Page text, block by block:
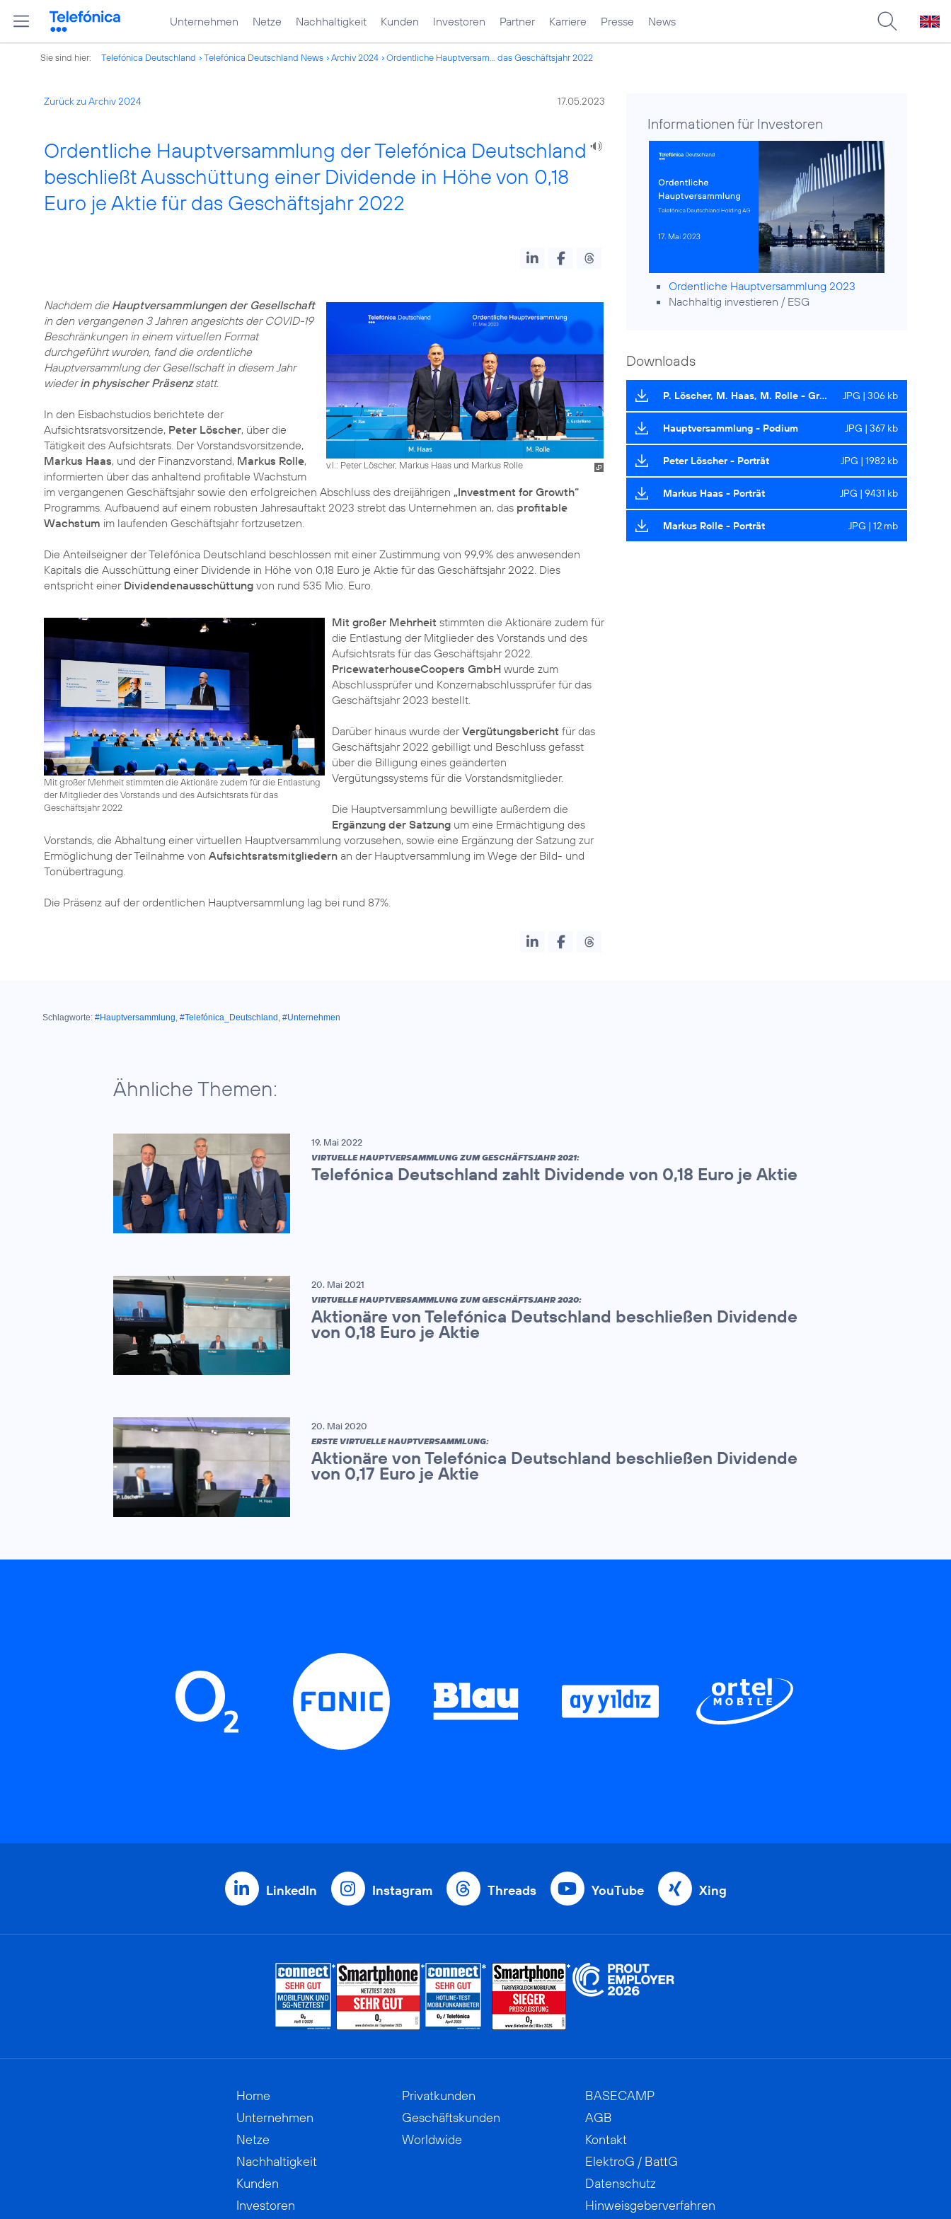
Unternehmen Netze Nachhaltigkeit Kunden Investoren Partner Karriere Presse News
Sie sind hier: Telefónica Deutschland Telefónica Deutschland News Archiv 2024 Ordentliche Hauptversam... das Geschäftsjahr 2022
Zurück zu Archiv 2024 17.05.2023
Ordentliche Hauptversammlung der Telefónica Deutschland
beschließt Ausschüttung einer Dividende in Höhe von 0,18
Euro je Aktie für das Geschäftsjahr 2022
v.l.: Peter Löscher, Markus Haas und Markus Rolle
Nachdem die Hauptversammlungen der Gesellschaft
in den vergangenen 3 Jahren angesichts der COVID-19
Beschränkungen in einem virtuellen Format
durchgeführt wurden, fand die ordentliche
Hauptversammlung der Gesellschaft in diesem Jahr
wiederin physischer Präsenzstatt.
In den Eisbachstudios berichtete der
Aufsichtsratsvorsitzende, Peter Löscher, über die
Tätigkeit des Aufsichtsrats. Der Vorstandsvorsitzende,
Markus Haas, und der Finanzvorstand, Markus Rolle,
informierten über das anhaltend profitable Wachstum
im vergangenen Geschäftsjahr sowie den erfolgreichen Abschluss des dreijährigen „Investment for Growth“
Programms. Aufbauend auf einem robusten Jahresauftakt 2023 strebt das Unternehmen an, das profitable
Wachstum im laufenden Geschäftsjahr fortzusetzen.
Die Anteilseigner der Telefónica Deutschland beschlossen mit einer Zustimmung von 99,9% des anwesenden
Kapitals die Ausschüttung einer Dividende in Höhe von 0,18 Euro je Aktie für das Geschäftsjahr 2022. Dies
entspricht einer Dividendenausschüttung von rund 535 Mio. Euro.
Mit großer Mehrheit stimmten die Aktionäre zudem für die Entlastung
der Mitglieder des Vorstands und des Aufsichtsrats für das
Geschäftsjahr 2022
Mit großer Mehrheit stimmten die Aktionäre zudem für
die Entlastung der Mitglieder des Vorstands und des
Aufsichtsrats für das Geschäftsjahr 2022.
PricewaterhouseCoopers GmbHwurde zum
Abschlussprüfer und Konzernabschlussprüfer für das
Geschäftsjahr 2023 bestellt.
Darüber hinaus wurde derVergütungsbericht für das
Geschäftsjahr 2022 gebilligt und Beschluss gefasst
über die Billigung eines geänderten
Vergütungssystems für die Vorstandsmitglieder.
Die Hauptversammlung bewilligte außerdem die
Ergänzung der Satzungum eine Ermächtigung des
Vorstands, die Abhaltung einer virtuellen Hauptversammlung vorzusehen, sowie eine Ergänzung der Satzung zur
Ermöglichung der Teilnahme von Aufsichtsratsmitgliedern an der Hauptversammlung im Wege der Bild- und
Tonübertragung.
Die Präsenz auf der ordentlichen Hauptversammlung lag bei rund 87%.
Informationen für Investoren
Ordentliche Hauptversammlung 2023
Nachhaltig investieren / ESG
Downloads
P. Löscher, M. Haas, M. Rolle - Gruppenbild JPG | 306 kb
Hauptversammlung - Podium JPG | 367 kb
Peter Löscher - Porträt JPG | 1982 kb
Markus Haas - Porträt JPG | 9431 kb
Markus Rolle - Porträt JPG | 12 mb
Schlagworte: #Hauptversammlung, #Telefónica_Deutschland , #Unternehmen
Ähnliche Themen:
19. Mai 2022
VIRTUELLE HAUPTVERSAMMLUNG ZUM GESCHÄFTSJAHR 2021:
Telefónica Deutschland zahlt Dividende von 0,18 Euro je Aktie
20. Mai 2021
VIRTUELLE HAUPTVERSAMMLUNG ZUM GESCHÄFTSJAHR 2020:
Aktionäre von Telefónica Deutschland beschließen Dividende
von 0,18 Euro je Aktie
20. Mai 2020
ERSTE VIRTUELLE HAUPTVERSAMMLUNG:
Aktionäre von Telefónica Deutschland beschließen Dividende
von 0,17 Euro je Aktie
LinkedIn Instagram Threads YouTube Xing
Home
Unternehmen
Netze
Nachhaltigkeit
Kunden
Investoren
Privatkunden
Geschäftskunden
Worldwide
BASECAMP
AGB
Kontakt
ElektroG / BattG
Datenschutz
Hinweisgeberverfahren